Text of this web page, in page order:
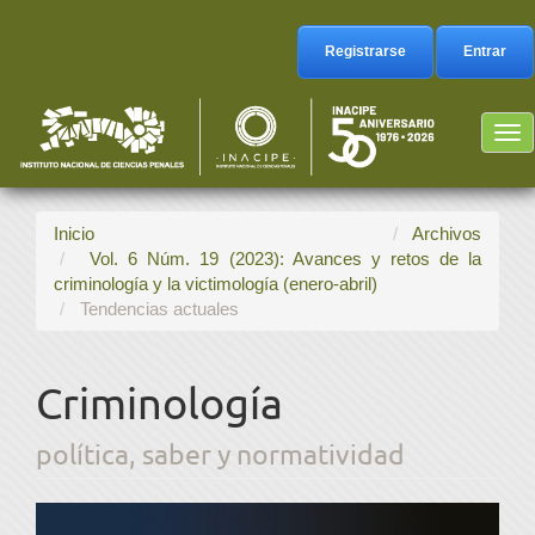
Barra
lateral
Registrarse Entrar
Inicio
Archivos
Vol. 6 Núm. 19 (2023): Avances y retos de la
criminología y la victimología (enero-abril)
Tendencias actuales
Criminología
política, saber y normatividad